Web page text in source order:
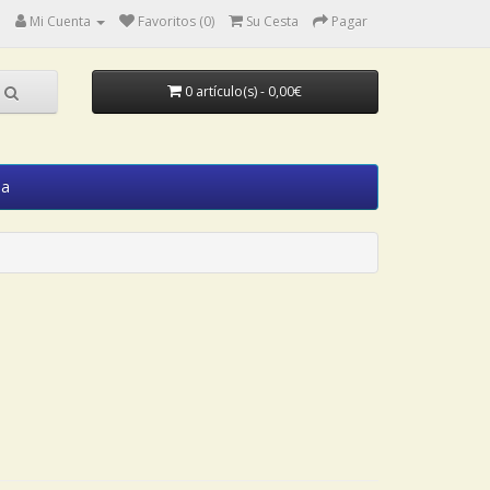
Mi Cuenta Favoritos (0) Su Cesta Pagar
0 artículo(s) - 0,00€